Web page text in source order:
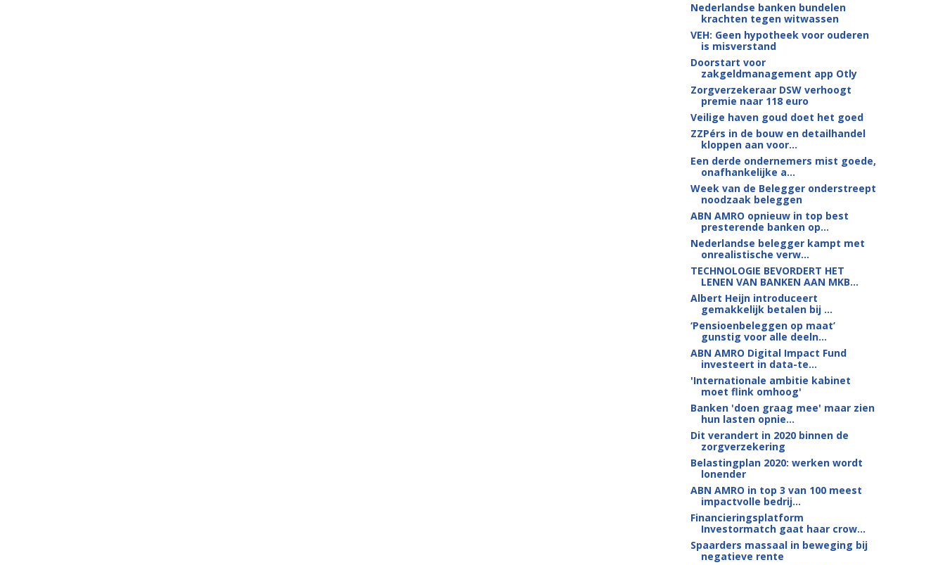
Nederlandse banken bundelen
krachten tegen witwassen
VEH: Geen hypotheek voor ouderen
is misverstand
Doorstart voor
zakgeldmanagement app Otly
Zorgverzekeraar DSW verhoogt
premie naar 118 euro
Veilige haven goud doet het goed
ZZPérs in de bouw en detailhandel
kloppen aan voor...
Een derde ondernemers mist goede,
onafhankelijke a...
Week van de Belegger onderstreept
noodzaak beleggen
ABN AMRO opnieuw in top best
presterende banken op...
Nederlandse belegger kampt met
onrealistische verw...
TECHNOLOGIE BEVORDERT HET
LENEN VAN BANKEN AAN MKB...
Albert Heijn introduceert
gemakkelijk betalen bij ...
‘Pensioenbeleggen op maat’
gunstig voor alle deeln...
ABN AMRO Digital Impact Fund
investeert in data-te...
'Internationale ambitie kabinet
moet flink omhoog'
Banken 'doen graag mee' maar zien
hun lasten opnie...
Dit verandert in 2020 binnen de
zorgverzekering
Belastingplan 2020: werken wordt
lonender
ABN AMRO in top 3 van 100 meest
impactvolle bedrij...
Financieringsplatform
Investormatch gaat haar crow...
Spaarders massaal in beweging bij
negatieve rente